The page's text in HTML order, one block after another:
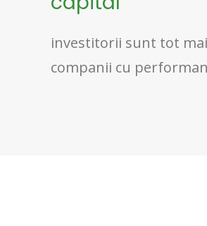
investitorii sunt tot
companii cu